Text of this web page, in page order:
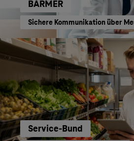
BARMER
Sichere Kommunikation über
Service-Bund